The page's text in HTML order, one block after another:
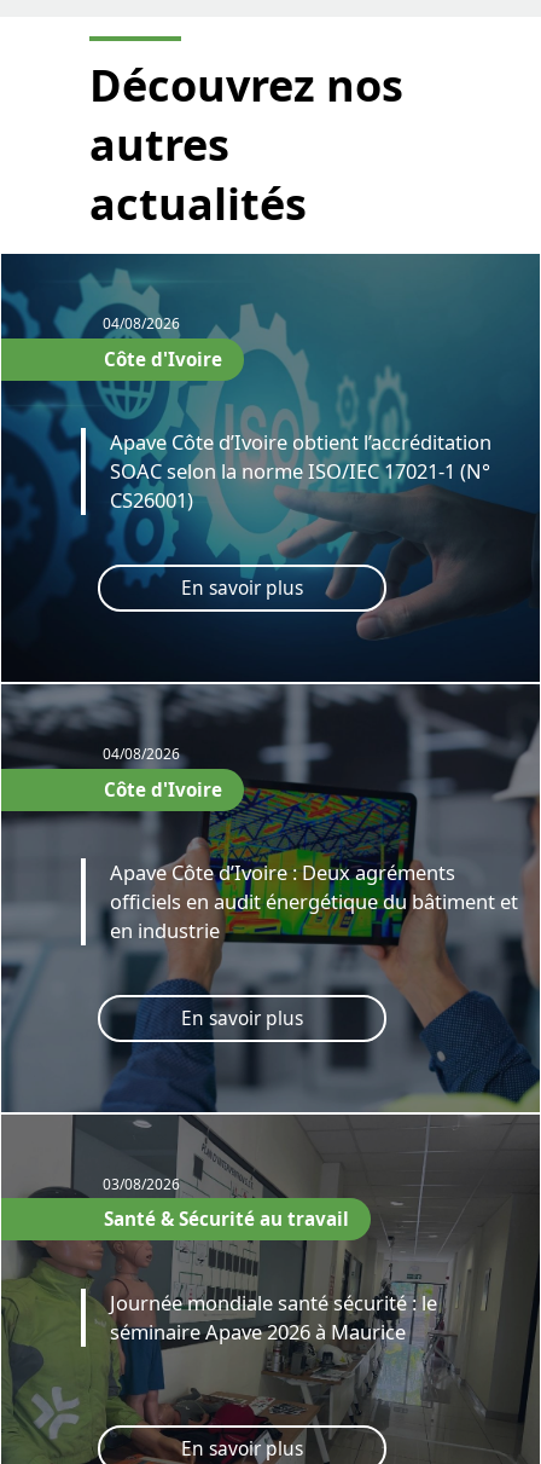
Découvrez nos
autres
actualités
04/08/2026
Côte d'Ivoire
Apave Côte d’Ivoire obtient l’accréditation
SOAC selon la norme ISO/IEC 17021-1 (N°
CS26001)
En savoir plus
04/08/2026
Côte d'Ivoire
Apave Côte d’Ivoire : Deux agréments
officiels en audit énergétique du bâtiment et
en industrie
En savoir plus
03/08/2026
Santé & Sécurité au travail
Journée mondiale santé sécurité : le
séminaire Apave 2026 à Maurice
En savoir plus